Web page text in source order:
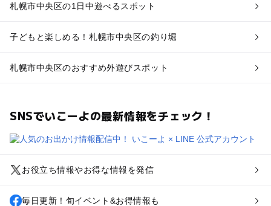
札幌市中央区の1日中遊べるスポット
子どもと楽しめる！札幌市中央区の釣り堀
札幌市中央区のおすすめ外遊びスポット
SNSでいこーよの最新情報をチェック！
お役立ち情報やお得な情報を発信
毎日更新！旬イベント&お得情報も